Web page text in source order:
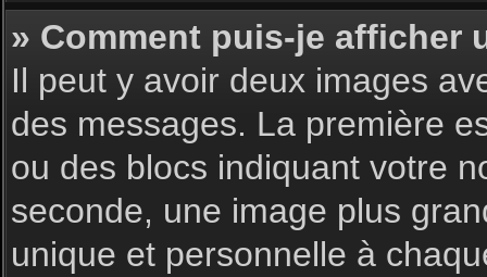
» Comment puis-je afficher
Il peut y avoir deux images
des messages. La première
ou des blocs indiquant votre
seconde, une image plus
unique et personnelle à